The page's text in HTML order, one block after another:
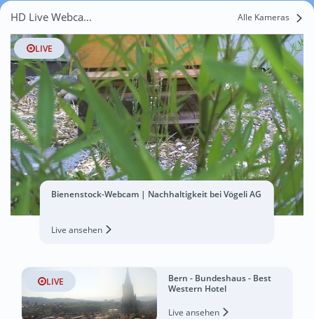
HD Live Webcams Lauperswil Alle Kameras
LIVE
Bienenstock-Webcam | Nachhaltigkeit bei Vögeli AG
Live ansehen
LIVE
Bern - Bundeshaus - Best
Western Hotel
Live ansehen